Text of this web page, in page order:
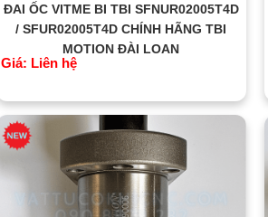
ĐAI ỐC VITME BI TBI SFNUR02005T4D
/ SFUR02005T4D CHÍNH HÃNG TBI
MOTION ĐÀI LOAN
Giá: Liên hệ